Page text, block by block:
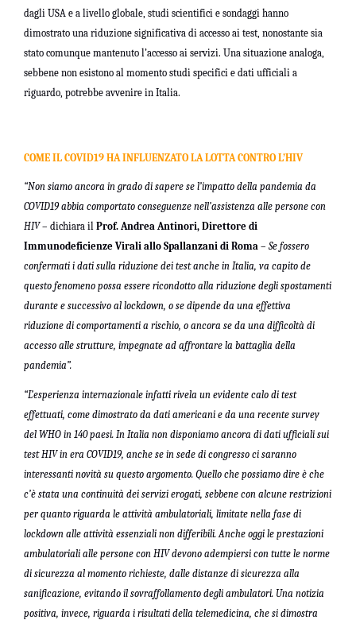
dagli USA e a livello globale, studi scientifici e sondaggi hanno
dimostrato una riduzione significativa di accesso ai test, nonostante sia
stato comunque mantenuto l’accesso ai servizi. Una situazione analoga,
sebbene non esistono al momento studi specifici e dati ufficiali a
riguardo, potrebbe avvenire in Italia.
COME IL COVID19 HA INFLUENZATO LA LOTTA CONTRO L’HIV
“Non siamo ancora in grado di sapere se l’impatto della pandemia da
COVID19 abbia comportato conseguenze nell’assistenza alle persone con
HIV– dichiara il Prof. Andrea Antinori, Direttore di
Immunodeficienze Virali allo Spallanzani di Roma – Se fossero
confermati i dati sulla riduzione dei test anche in Italia, va capito de
questo fenomeno possa essere ricondotto alla riduzione degli spostamenti
durante e successivo al lockdown, o se dipende da una effettiva
riduzione di comportamenti a rischio, o ancora se da una difficoltà di
accesso alle strutture, impegnate ad affrontare la battaglia della
pandemia”.
“L’esperienza internazionale infatti rivela un evidente calo di test
effettuati, come dimostrato da dati americani e da una recente survey
del WHO in 140 paesi. In Italia non disponiamo ancora di dati ufficiali sui
test HIV in era COVID19, anche se in sede di congresso ci saranno
interessanti novità su questo argomento. Quello che possiamo dire è che
c’è stata una continuità dei servizi erogati, sebbene con alcune restrizioni
per quanto riguarda le attività ambulatoriali, limitate nella fase di
lockdown alle attività essenziali non differibili. Anche oggi le prestazioni
ambulatoriali alle persone con HIV devono adempiersi con tutte le norme
di sicurezza al momento richieste, dalle distanze di sicurezza alla
sanificazione, evitando il sovraffollamento degli ambulatori. Una notizia
positiva, invece, riguarda i risultati della telemedicina, che si dimostra